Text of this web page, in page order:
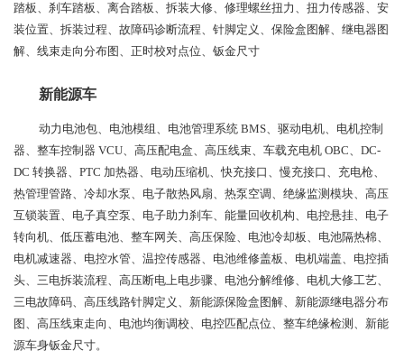
踏板、刹车踏板、离合踏板、拆装大修、修理螺丝扭力、扭力传感器、安
装位置、拆装过程、故障码诊断流程、针脚定义、保险盒图解、继电器图
解、线束走向分布图、正时校对点位、钣金尺寸
新能源车
动力电池包、电池模组、电池管理系统 BMS、驱动电机、电机控制
器、整车控制器 VCU、高压配电盒、高压线束、车载充电机 OBC、DC-
DC 转换器、PTC 加热器、电动压缩机、快充接口、慢充接口、充电枪、
热管理管路、冷却水泵、电子散热风扇、热泵空调、绝缘监测模块、高压
互锁装置、电子真空泵、电子助力刹车、能量回收机构、电控悬挂、电子
转向机、低压蓄电池、整车网关、高压保险、电池冷却板、电池隔热棉、
电机减速器、电控水管、温控传感器、电池维修盖板、电机端盖、电控插
头、三电拆装流程、高压断电上电步骤、电池分解维修、电机大修工艺、
三电故障码、高压线路针脚定义、新能源保险盒图解、新能源继电器分布
图、高压线束走向、电池均衡调校、电控匹配点位、整车绝缘检测、新能
源车身钣金尺寸。